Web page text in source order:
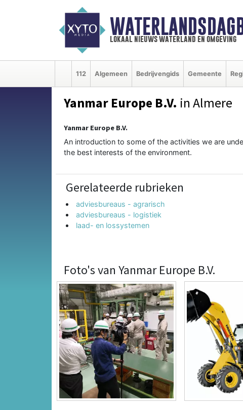
lokaal nieuws waterland en omgeving
112 Algemeen Bedrijvengids Gemeente
Yanmar Europe B.V. in Almere
Yanmar Europe B.V.
An introduction to some of the activities we are
the best interests of the environment.
Gerelateerde rubrieken
adviesbureaus - agrarisch
adviesbureaus - logistiek
laad- en lossystemen
Foto's van Yanmar Europe B.V.